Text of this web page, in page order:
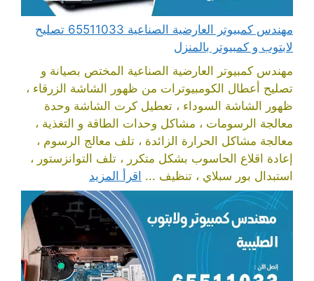
مهندس كمبيوتر العارضية الصناعية 65511033 تصليح
لابتوب و كمبيوتر بالمنزل
مهندس كمبيوتر العارضية الصناعية المختص بصيانة و
تصليح أعطال الكومبيوترات من ظهور الشاشة الزرقاء ،
ظهور الشاشة السوداء ، تعطيل كرت الشاشة وحدة
معالجة الرسومات ، مشاكل وحدات الطاقة و التغذية ،
معالجة مشاكل الحرارة الزائدة ، تلف معالج الرسوم ،
إعادة اقلاع الحاسوب بشكل متكرر ، تلف التوانزستور ،
استبدال بور سبلاي ، تنظيف ... اقرأ المزيد